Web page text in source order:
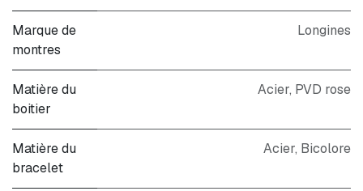
Marque de
montres
Longines
Matière du
boitier
Acier, PVD rose
Matière du
bracelet
Acier, Bicolore